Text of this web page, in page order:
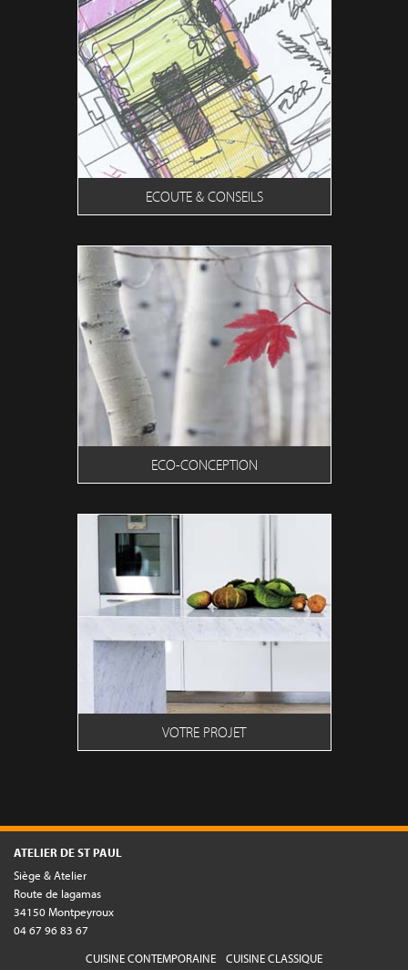
ECOUTE & CONSEILS
ECO-CONCEPTION
VOTRE PROJET
ATELIER DE ST PAUL
Siège & Atelier
Route de lagamas
34150 Montpeyroux
04 67 96 83 67
CUISINE CONTEMPORAINE
CUISINE CLASSIQUE